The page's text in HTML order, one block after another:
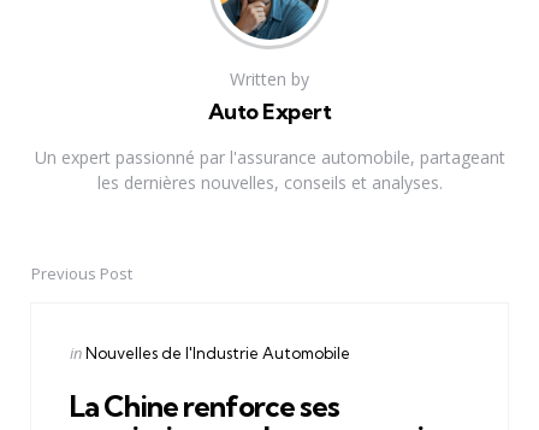
Written by
Auto Expert
Un expert passionné par l'assurance automobile, partageant
les dernières nouvelles, conseils et analyses.
PostPrevious Post
Posted
inNouvelles de l'Industrie Automobile
La Chine renforce ses